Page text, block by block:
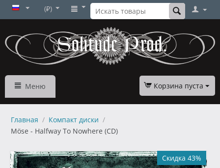
(₽)
Меню Корзина пуста
Главная / Компакт диски /
Möse - Halfway To Nowhere (CD)
Скидка 43%